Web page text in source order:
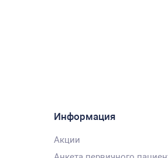
Информация
Акции